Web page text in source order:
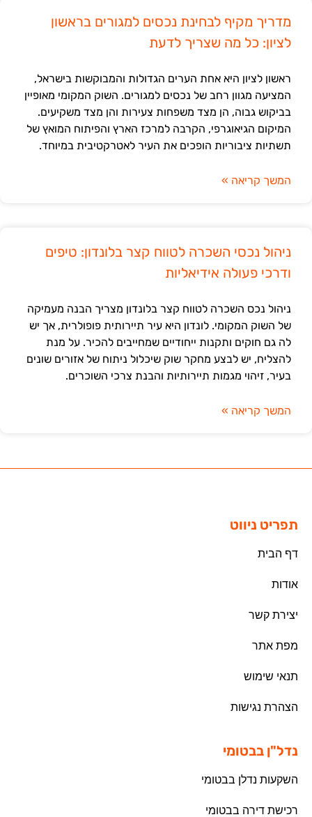
מדריך מקיף לבחינת נכסים למגורים בראשון
לציון: כל מה שצריך לדעת
ראשון לציון היא אחת הערים הגדולות והמבוקשות בישראל,
המציעה מגוון רחב של נכסים למגורים. השוק המקומי מאופיין
בביקוש גבוה, הן מצד משפחות צעירות והן מצד משקיעים.
המיקום הגיאוגרפי, הקרבה למרכז הארץ והפיתוח המואץ של
תשתיות ציבוריות הופכים את העיר לאטרקטיבית במיוחד.
המשך קריאה »
ניהול נכסי השכרה לטווח קצר בלונדון: טיפים
ודרכי פעולה אידיאליות
ניהול נכס השכרה לטווח קצר בלונדון מצריך הבנה מעמיקה
של השוק המקומי. לונדון היא עיר תיירותית פופולרית, אך יש
לה גם חוקים ותקנות ייחודיים שמחייבים להכיר. על מנת
להצליח, יש לבצע מחקר שוק שיכלול ניתוח של אזורים שונים
בעיר, זיהוי מגמות תיירותיות והבנת צרכי השוכרים.
המשך קריאה »
תפריט ניווט
דף הבית
אודות
יצירת קשר
מפת אתר
תנאי שימוש
הצהרת נגישות
נדל"ן בבטומי
השקעות נדלן בבטומי
רכישת דירה בבטומי